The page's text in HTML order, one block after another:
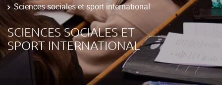
Sciences sociales et sport international
SCIENCES SOCIALES ET
SPORT INTERNATIONAL